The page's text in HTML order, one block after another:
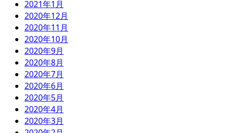
2021年1月
2020年12月
2020年11月
2020年10月
2020年9月
2020年8月
2020年7月
2020年6月
2020年5月
2020年4月
2020年3月